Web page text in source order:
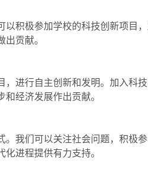
积极参加学校的科技创新项目
贡献。
进行自主创新和发明。加入科
经济发展作出贡献。
我们可以关注社会问题，积极
进程提供有力支持。